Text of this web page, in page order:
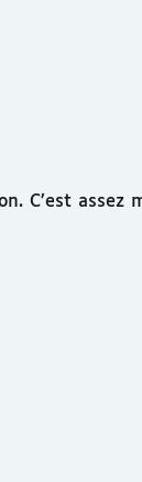
C’est assez